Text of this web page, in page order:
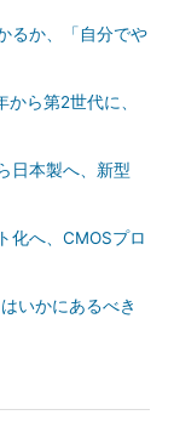
るか、「自分でや
ら第2世代に、
日本製へ、新型
化へ、CMOSプロ
いかにあるべき